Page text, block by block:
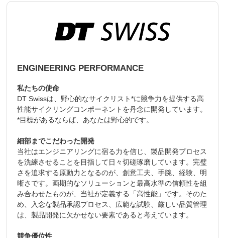
ENGINEERING PERFORMANCE
私たちの使命
DT Swissは、野心的なサイクリスト*に競争力を提供する高
性能サイクリングコンポーネントを丹念に開発しています。
*目標があるならば、あなたは野心的です。
細部までこだわった開発
当社はエンジニアリングに宿る力を信じ、製品開発プロセス
を洗練させることを目指して日々切磋琢磨しています。完璧
さを追求する原動力となるのが、創意工夫、手腕、経験、明
晰さです。画期的なソリューションと最高水準の信頼性を組
み合わせたものが、当社が定義する「高性能」です。そのた
め、入念な製品承認プロセス、広範な試験、厳しい品質管理
は、製品開発に欠かせない要素であると考えています。
競争優位性